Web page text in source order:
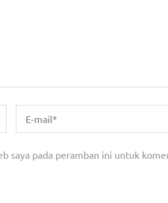
saya pada peramban ini untuk